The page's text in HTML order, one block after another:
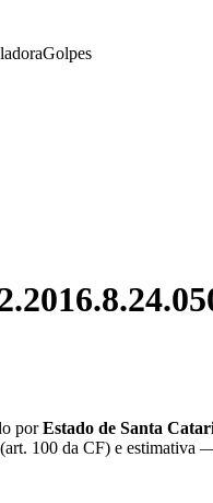
Golpes
porEstado de Santa
100 da CF) e estimativa